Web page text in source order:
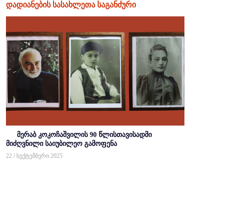
დადიანების სასახლეთა საგანძური
მერაბ კოკოჩაშვილის 90 წლისთავისადმი
მიძღვნილი საიუბილეო გამოფენა
22 / სექტემბერი 2025